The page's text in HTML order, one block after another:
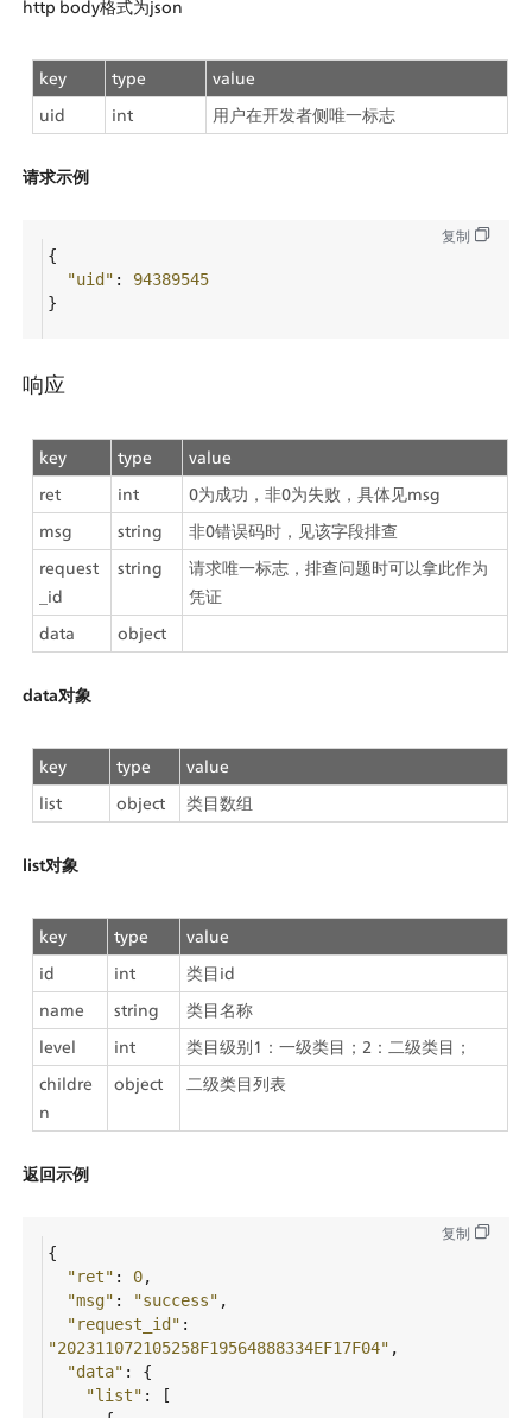
http body格式为json
key type
value
uid
int 用户在开发者侧唯一标志
请求示例
复制
{
"uid" : 94389545
}
响应
key type
value
ret
int
0为成功，非0为失败，具体见msg
msg
string
非0错误码时，见该字段排查
request
_id
string
请求唯一标志，排查问题时可以拿此作为
凭证
data
object
data对象
key type
value
list
object 类目数组
list对象
key type
value
id
int
类目id
name
string
类目名称
level
int
类目级别1：一级类目；2：二级类目；
childre
n
object 二级类目列表
返回示例
复制
{
"ret" : 0,
"msg" : "success" ,
"request_id"
"202311072105258F19564888334EF17F04" ,
"data" : {
"list" : [